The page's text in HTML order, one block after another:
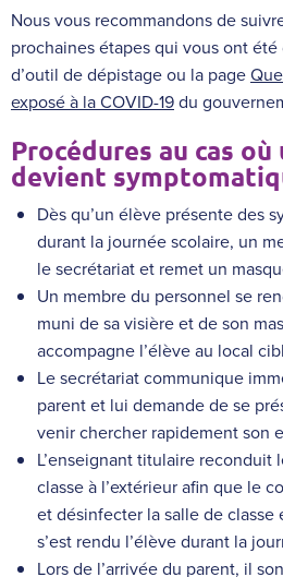
x
t
e
r
e
e
x
t
e
n
e
Nous vous recommandons de
prochaines étapes qui vous ont
d’outil de dépistage ou la page
exposé à la COVID-19du
Procédures au cas où
devient
Dès qu’un élève présente des
durant la journée scolaire, un
le secrétariat et remet un
Un membre du personnel se
muni de sa visière et de son
accompagne l’élève au local
Le secrétariat communique
parent et lui demande de se
venir chercher rapidement son
L’enseignant titulaire reconduit
classe à l’extérieur afin que le
et désinfecter la salle de classe
s’est rendu l’élève durant la
Lors de l’arrivée du parent, il